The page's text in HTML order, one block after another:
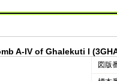
A-IV of Ghalekuti I
図版